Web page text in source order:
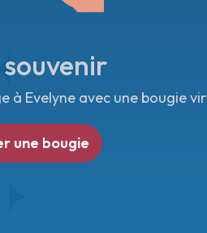
à Evelyne avec une bougie
une bougie